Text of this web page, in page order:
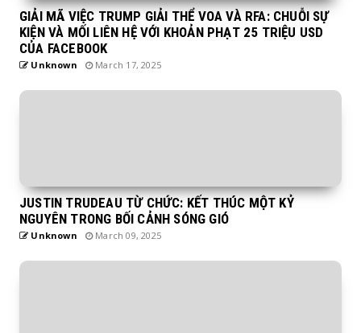
GIẢI MÃ VIỆC TRUMP GIẢI THỂ VOA VÀ RFA: CHUỖI SỰ
KIỆN VÀ MỐI LIÊN HỆ VỚI KHOẢN PHẠT 25 TRIỆU USD
CỦA FACEBOOK
Unknown March 17, 2025
JUSTIN TRUDEAU TỪ CHỨC: KẾT THÚC MỘT KỶ
NGUYÊN TRONG BỐI CẢNH SÓNG GIÓ
Unknown March 09, 2025